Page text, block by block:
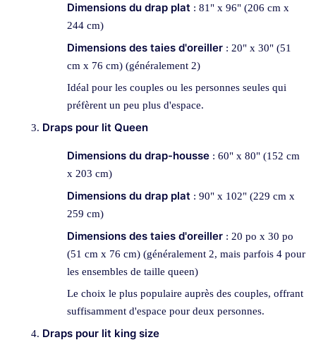
Dimensions du drap plat : 81" x 96" (206 cm x
244 cm)
Dimensions des taies d'oreiller : 20" x 30" (51
cm x 76 cm) (généralement 2)
Idéal pour les couples ou les personnes seules qui
préfèrent un peu plus d'espace.
Draps pour lit Queen
Dimensions du drap-housse : 60" x 80" (152 cm
x 203 cm)
Dimensions du drap plat : 90" x 102" (229 cm x
259 cm)
Dimensions des taies d'oreiller : 20 po x 30 po
(51 cm x 76 cm) (généralement 2, mais parfois 4 pour
les ensembles de taille queen)
Le choix le plus populaire auprès des couples, offrant
suffisamment d'espace pour deux personnes.
Draps pour lit king size